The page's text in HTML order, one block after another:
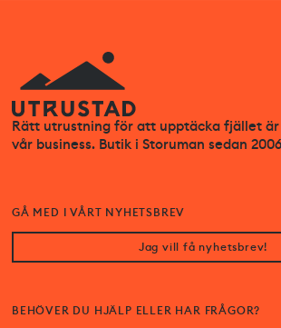
Rätt utrustning för att upptäcka fjället är
vår business. Butik i Storuman sedan
BEHÖVER DU HJÄLP ELLER HAR FRÅGOR?
GÅ MED I VÅRT NYHETSBREV
Jag vill få nyhetsbrev!